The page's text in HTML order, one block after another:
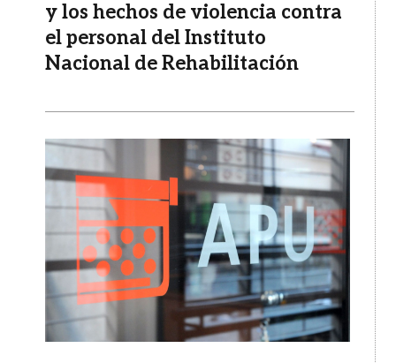
y los hechos de violencia contra
el personal del Instituto
Nacional de Rehabilitación
Imagen